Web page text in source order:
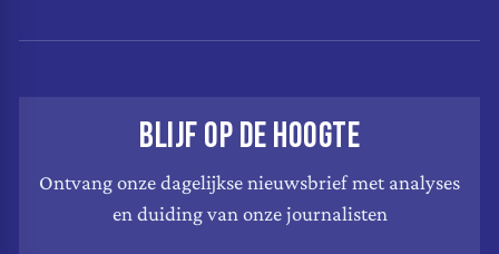
BLIJF OP DE HOOGTE
Ontvang onze dagelijkse nieuwsbrief met analyses
en duiding van onze journalisten